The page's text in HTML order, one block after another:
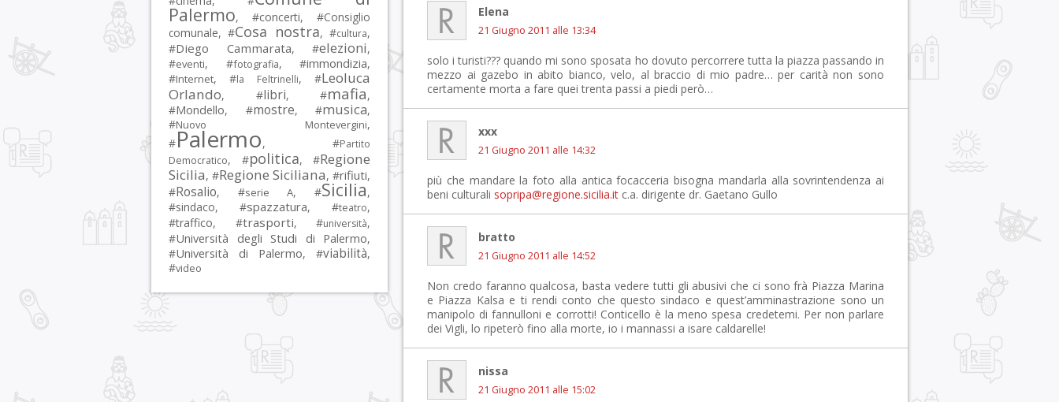
Elena
21 Giugno 2011 alle 13:34
solo i turisti??? quando mi sono sposata ho dovuto percorrere tutta la piazza passando in
mezzo ai gazebo in abito bianco, velo, al braccio di mio padre… per carità non sono
certamente morta a fare quei trenta passi a piedi però…
xxx
21 Giugno 2011 alle 14:32
più che mandare la foto alla antica focacceria bisogna mandarla alla sovrintendenza ai
beni culturali sopripa@regione.sicilia.it c.a. dirigente dr. Gaetano Gullo
bratto
21 Giugno 2011 alle 14:52
Non credo faranno qualcosa, basta vedere tutti gli abusivi che ci sono frà Piazza Marina
e Piazza Kalsa e ti rendi conto che questo sindaco e quest’amminastrazione sono un
manipolo di fannulloni e corrotti! Conticello è la meno spesa credetemi. Per non parlare
dei Vigli, lo ripeterò fino alla morte, io i mannassi a isare caldarelle!
nissa
21 Giugno 2011 alle 15:02
Palermo, #concerti, #Consiglio
comunale, #Cosa nostra, #cultura,
#Diego Cammarata, #elezioni,
#eventi, #fotografia, #immondizia,
#Internet, #la Feltrinelli, #Leoluca
Orlando, #libri, #mafia,
#Mondello, #mostre, #musica,
#Nuovo Montevergini,
#Palermo, #Partito
Democratico, #politica, #Regione
Sicilia, #Regione Siciliana, #rifiuti,
#Rosalio, #serie A, #Sicilia,
#sindaco, #spazzatura, #teatro,
#traffico, #trasporti, #università,
#Università degli Studi di Palermo,
#Università di Palermo, #viabilità,
#video